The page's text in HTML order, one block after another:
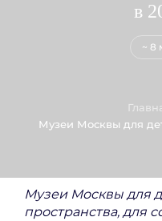
в
~ 8
Музеи Москвы для
Музеи Москвы для
пространства, для